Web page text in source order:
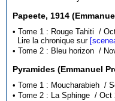
Papeete, 1914
Lire la chronique sur
Pyramides (Emmanuel